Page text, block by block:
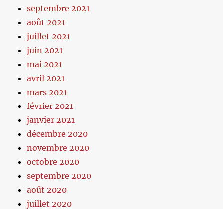
septembre 2021
août 2021
juillet 2021
juin 2021
mai 2021
avril 2021
mars 2021
février 2021
janvier 2021
décembre 2020
novembre 2020
octobre 2020
septembre 2020
août 2020
juillet 2020